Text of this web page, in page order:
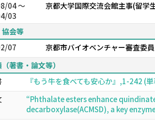
04 ～
03
京都大学国際交流会館主事(留学
会等
07
京都市バイオベンチャー審査委
著書・論文等）
『もう牛を食べても安心か』,1-242 (
“Phthalate esters enhance
decarboxylase(ACMSD), a key